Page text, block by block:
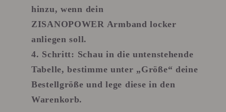
hinzu, wenn dein
ZISANOPOWER Armband locker
anliegen soll.
Schritt: Schau in die untenstehende
Tabelle, bestimme unter „Größe“ deine
Bestellgröße und lege diese in den
Warenkorb.